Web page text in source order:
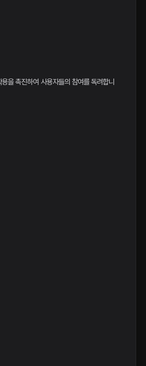
을 촉진하여 사용자들의 참여를 독려합니